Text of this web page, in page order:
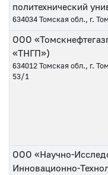
политехнический
634034 Томская обл., г.
ООО
«ТНГП»)
634012 Томская обл., г.
53/1
ООО «Научно-
Инновационно-